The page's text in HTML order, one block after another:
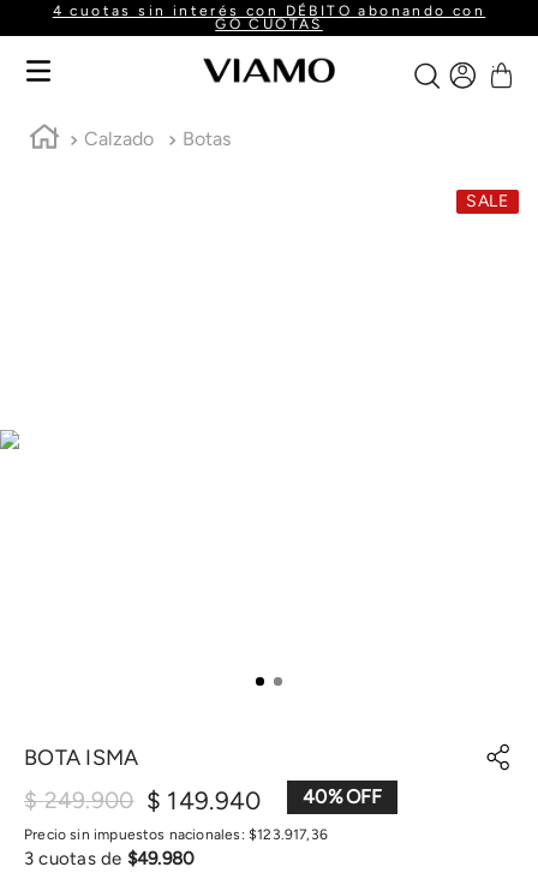
4 cuotas sin interés con DÉBITO abonando con
GO CUOTAS
Calzado Botas
SALE
BOTA ISMA
$ 149.940
$ 249.900 40%
Precio sin impuestos nacionales: $123.917, 36
3 cuotas de $49.980